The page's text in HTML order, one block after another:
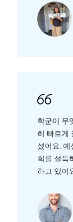
학군이 무
히 빠르게
셨어요.
희를 설득
하고 있어